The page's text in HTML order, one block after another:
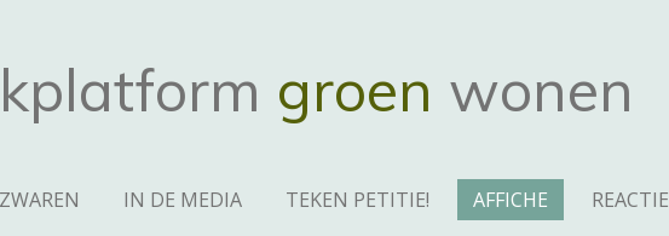
groen wonen
IN DE MEDIA TEKEN PETITIE! AFFICHE REACTIE